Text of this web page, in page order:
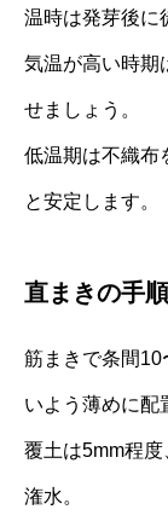
温時は発芽後に
気温が高い時期
せましょう。
低温期は不織布
と安定します。
直まきの手
筋まきで条間10
いよう薄めに配
覆土は5mm程度
潅水。